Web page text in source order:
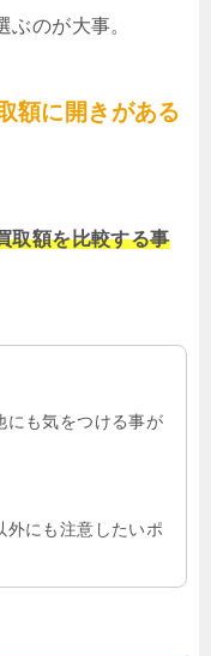
のが大事。
額に開きがある
取額を比較する事
にも気をつける事が
外にも注意したいポ